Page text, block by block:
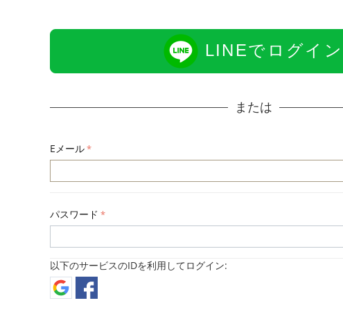
LINEでログイン
または
Eメール
パスワード
以下のサービスのIDを利用してログイン: